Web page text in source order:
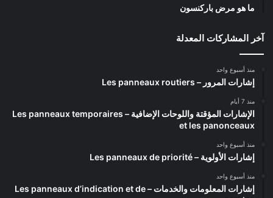
ما هو مرض باركنسون
آخر المشاركات المعدلة
منذ أسبوع واحد
إشارات المرور – Les panneaux routiers
منذ 7 أيام
الإشارات المؤقتة واللوحات الإضافية – Les panneaux temporaires
et les panonceaux
منذ أسبوع واحد
إشارات الأولوية – Les panneaux de priorité
منذ أسبوع واحد
إشارات المعلومات والخدمات – Les panneaux d’indication et de